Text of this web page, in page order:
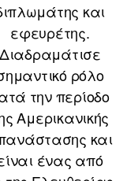
και
εφευρέτης.
Διαδραμάτισε
ρόλο
την περίοδο
Αμερικανικής
και
ένας από